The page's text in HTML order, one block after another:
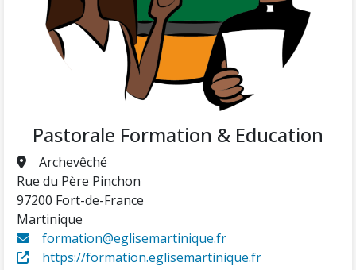
Pastorale Formation & Education
Archevêché
Rue du Père Pinchon
97200 Fort-de-France
Martinique
formation@eglisemartinique.fr
https://formation.eglisemartinique.fr